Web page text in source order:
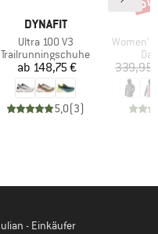
MARKE
DYNAFIT
Artikel
Ultra 100 V3
Produktgruppe
Trailrunningschuhe
Preis
ab 148,75 €
5,0(3)
Artikel
Women's
339,95
- Einkäufer